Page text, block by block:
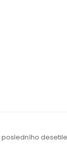
posledního